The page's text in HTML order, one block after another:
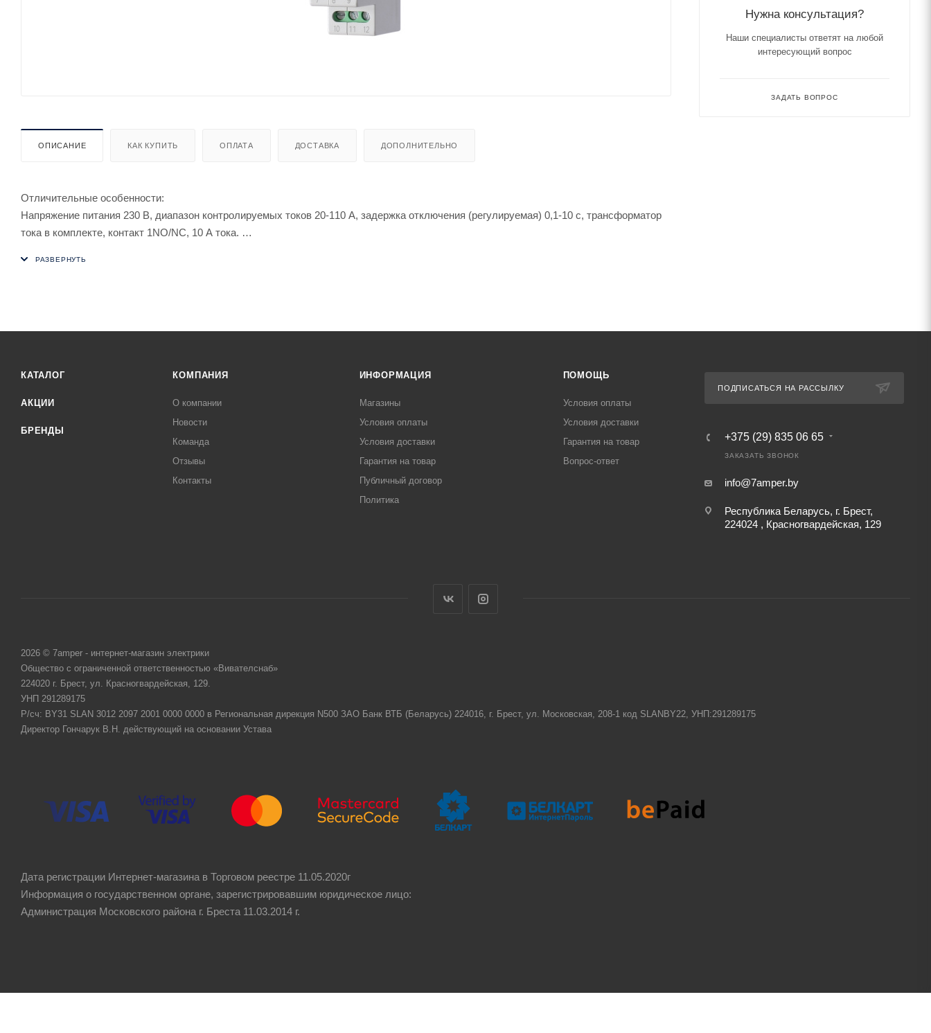
ОПИСАНИЕ КАК КУПИТЬ ОПЛАТА ДОСТАВКА ДОПОЛНИТЕЛЬНО
Отличительные особенности:
Напряжение питания 230 В, диапазон контролируемых токов 20-110 А, задержка отключения (регулируемая) 0,1-10 с, трансформатор
тока в комплекте, контакт 1NO/NC, 10 А тока.
Нужна консультация?
Наши специалисты ответят на любой
интересующий вопрос
ЗАДАТЬ ВОПРОС
КАТАЛОГ
АКЦИИ
БРЕНДЫ
КОМПАНИЯ
О компании
Новости
Команда
Отзывы
Контакты
ИНФОРМАЦИЯ
Магазины
Условия оплаты
Условия доставки
Гарантия на товар
Публичный договор
Политика
ПОМОЩЬ
Условия оплаты
Условия доставки
Гарантия на товар
Вопрос-ответ
ПОДПИСАТЬСЯ НА РАССЫЛКУ
+375 (29) 835 06 65
ЗАКАЗАТЬ ЗВОНОК
info@7amper.by
Республика Беларусь, г. Брест,
224024 , Красногвардейская, 129
2026 © 7amper - интернет-магазин электрики
Общество с ограниченной ответственностью «Вивателснаб»
224020 г. Брест, ул. Красногвардейская, 129.
УНП 291289175
Р/сч: BY31 SLAN 3012 2097 2001 0000 0000 в Региональная дирекция N500 ЗАО Банк ВТБ (Беларусь) 224016, г. Брест, ул. Московская, 208-1 код SLANBY22, УНП:291289175
Директор Гончарук В.Н. действующий на основании Устава
Дата регистрации Интернет-магазина в Торговом реестре 11.05.2020г
Информация о государственном органе, зарегистрировавшим юридическое лицо:
Администрация Московского района г. Бреста 11.03.2014 г.